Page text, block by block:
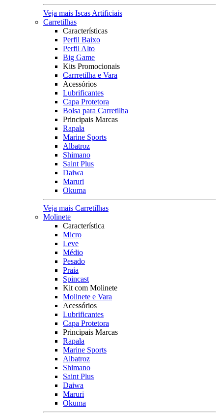
Veja mais Iscas Artificiais
Carretilhas
Características
Perfil Baixo
Perfil Alto
Big Game
Kits Promocionais
Carrretilha e Vara
Acessórios
Lubrificantes
Capa Protetora
Bolsa para Carretilha
Principais Marcas
Rapala
Marine Sports
Albatroz
Shimano
Saint Plus
Daiwa
Maruri
Okuma
Veja mais Carretilhas
Molinete
Característica
Micro
Leve
Médio
Pesado
Praia
Spincast
Kit com Molinete
Molinete e Vara
Acessórios
Lubrificantes
Capa Protetora
Principais Marcas
Rapala
Marine Sports
Albatroz
Shimano
Saint Plus
Daiwa
Maruri
Okuma